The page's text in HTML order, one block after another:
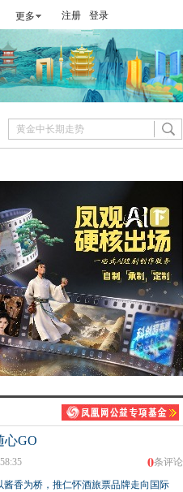
更多 注册 登录
心GO
0条评论
酱香为桥，推仁怀酒旅票品牌走向国际